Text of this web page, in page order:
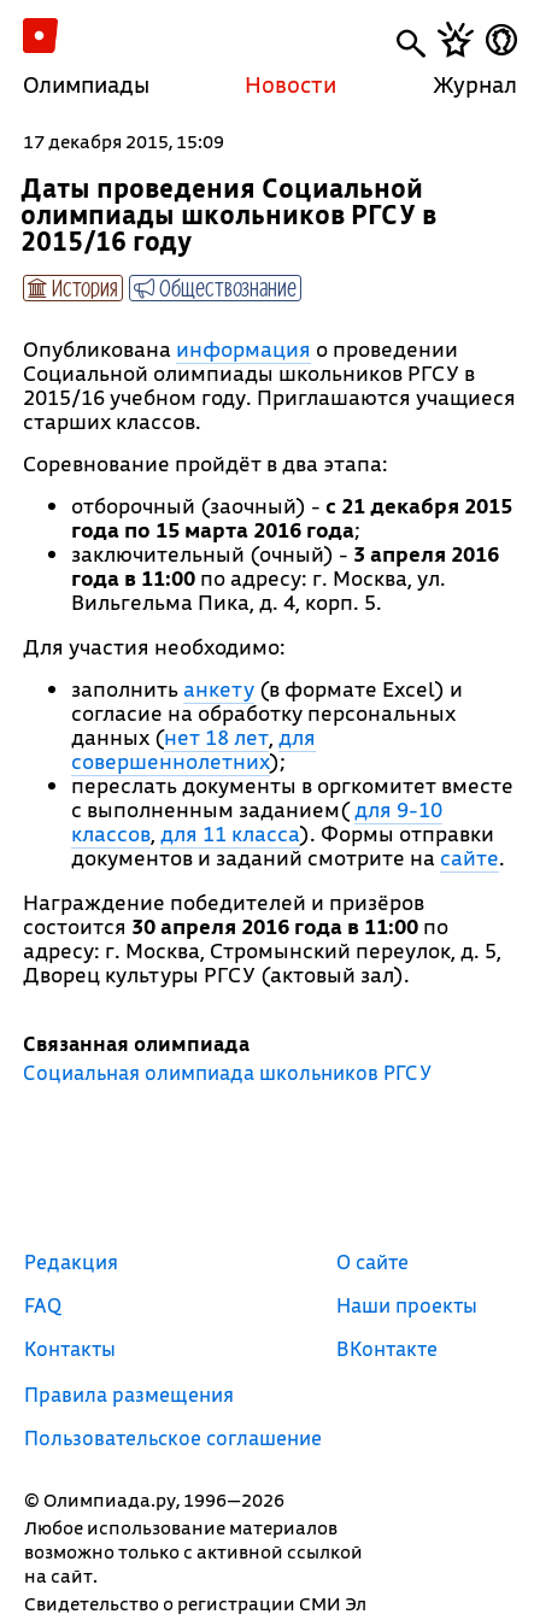
Олимпиады Новости Журнал
17 декабря 2015, 15:09
Даты проведения Социальной
олимпиады школьников РГСУ в
2015/16 году
История Обществознание
Опубликована информация о проведении
Социальной олимпиады школьников РГСУ в
2015/16 учебном году. Приглашаются учащиеся
старших классов.
Соревнование пройдёт в два этапа:
отборочный (заочный) - с 21 декабря 2015
года по 15 марта 2016 года;
заключительный (очный) - 3 апреля 2016
года в 11:00по адресу: г. Москва, ул.
Вильгельма Пика, д. 4, корп. 5.
Для участия необходимо:
заполнить анкету(в формате Excel) и
согласие на обработку персональных
данных (нет 18 лет, для
совершеннолетних);
переслать документы в оргкомитет вместе
с выполненным заданием(для 9-10
классов, для 11 класса). Формы отправки
документов и заданий смотрите на сайте.
Награждение победителей и призёров
состоится 30 апреля 2016 года в 11:00по
адресу: г. Москва, Стромынский переулок, д. 5,
Дворец культуры РГСУ (актовый зал).
Связанная олимпиада
Социальная олимпиада школьников РГСУ
© Олимпиада.ру, 1996—2026
Любое использование материалов
возможно только с активной ссылкой
на сайт.
Свидетельство о регистрации СМИ Эл
Редакция
FAQ
Контакты
Правила размещения
Пользовательское соглашение
О сайте
Наши проекты
ВКонтакте